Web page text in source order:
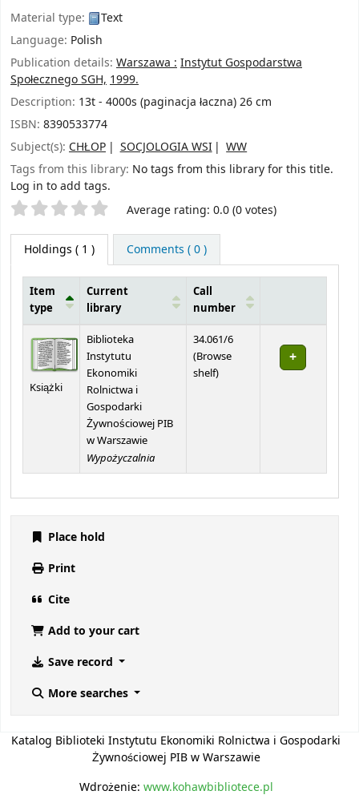
Material type:
Text
Language: Polish
Publication details: Warszawa : Instytut Gospodarstwa
Społecznego SGH, 1999.
Description: 13t - 4000s (paginacja łaczna) 26 cm
ISBN: 8390533774
Subject(s): CHŁOP SOCJOLOGIA WSI
WW
Tags from this library: No tags from this library for this title.
Log in to add tags.
Star ratings Average rating: 0.0 (0 votes)
Holdings ( 1 ) Comments ( 0 )
Item
type
Current
library
Call
number
Książki
Biblioteka
Instytutu
Ekonomiki
Rolnictwa i
Gospodarki
Żywnościowej PIB
w Warszawie
Wypożyczalnia
34.061/6
(Browse
shelf(Opens below)
)
Place hold
Print
Cite
Add to your cart
Save record
More searches
Katalog Biblioteki Instytutu Ekonomiki Rolnictwa i Gospodarki
Żywnościowej PIB w Warszawie
Wdrożenie: www.kohawbibliotece.pl